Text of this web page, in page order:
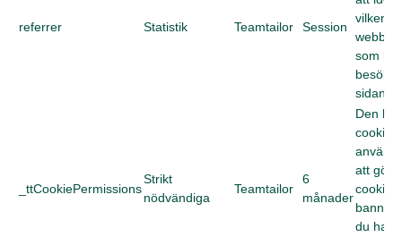
referrer Statistik Teamtailor Session
vilken
som
sidan.
_ttCookiePermissions
Strikt
nödvändiga
Teamtailor
6
månader
Den här
cookien
att
cookie-
du har